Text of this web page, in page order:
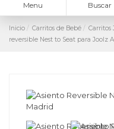
Menu Buscar
Inicio Carritos de Bebé Carritos
reversible Nest to Seat para Joolz